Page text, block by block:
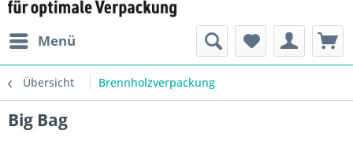
Menü
Übersicht Brennholzverpackung
Big Bag